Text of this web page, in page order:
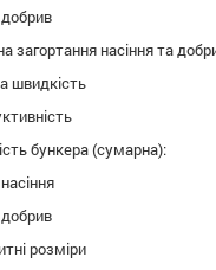
загортання
бункера (сумарна):